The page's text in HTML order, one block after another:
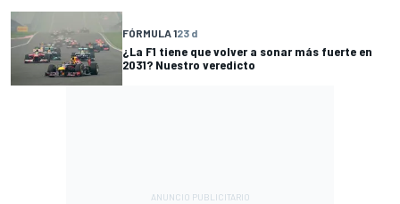
FÓRMULA 123 d
¿La F1 tiene que volver a sonar más fuerte en
2031? Nuestro veredicto